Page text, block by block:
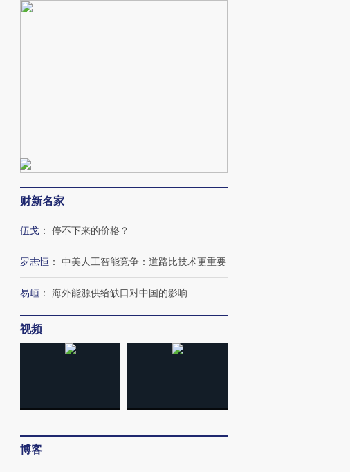
财新名家
伍戈 ： 停不下来的价格？
罗志恒 ： 中美人工智能竞争：道路比技术更重要
易峘 ： 海外能源供给缺口对中国的影响
视频
博客